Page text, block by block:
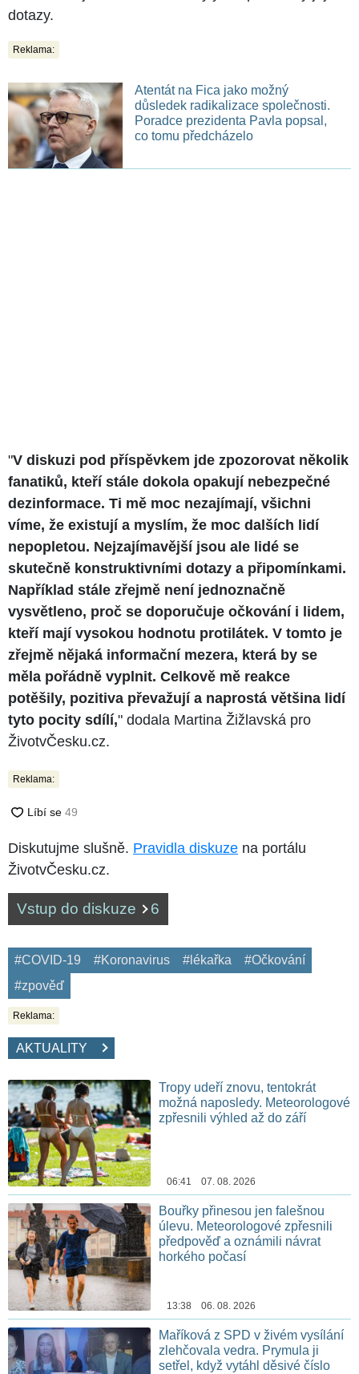
dotazy.
Reklama:
Atentát na Fica jako možný
důsledek radikalizace společnosti.
Poradce prezidenta Pavla popsal,
co tomu předcházelo
"V diskuzi pod příspěvkem jde zpozorovat několik
fanatiků, kteří stále dokola opakují nebezpečné
dezinformace. Ti mě moc nezajímají, všichni
víme, že existují a myslím, že moc dalších lidí
nepopletou. Nejzajímavější jsou ale lidé se
skutečně konstruktivními dotazy a připomínkami.
Například stále zřejmě není jednoznačně
vysvětleno, proč se doporučuje očkování i lidem,
kteří mají vysokou hodnotu protilátek. V tomto je
zřejmě nějaká informační mezera, která by se
měla pořádně vyplnit. Celkově mě reakce
potěšily, pozitiva převažují a naprostá většina lidí
tyto pocity sdílí," dodala Martina Žižlavská pro
ŽivotvČesku.cz.
Reklama:
Diskutujme slušně. Pravidla diskuze na portálu
ŽivotvČesku.cz.
Vstup do diskuze 6
#COVID-19 #Koronavirus #lékařka
#Očkování
#zpověď
Reklama:
AKTUALITY
Tropy udeří znovu, tentokrát
možná naposledy. Meteorologové
zpřesnili výhled až do září
06:41 07. 08. 2026
Bouřky přinesou jen falešnou
úlevu. Meteorologové zpřesnili
předpověď a oznámili návrat
horkého počasí
13:38 06. 08. 2026
Maříková z SPD v živém vysílání
zlehčovala vedra. Prymula ji
setřel, když vytáhl děsivé číslo